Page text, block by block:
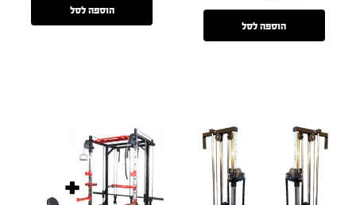
הוספה לסל
הוספה לסל